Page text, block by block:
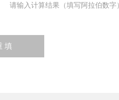
请输入计算结果（填写阿拉伯数字